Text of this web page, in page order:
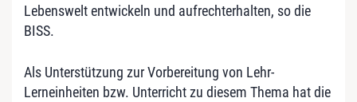
Lebenswelt entwickeln und aufrechterhalten, so die
BISS.
Als Unterstützung zur Vorbereitung von Lehr-
Lerneinheiten bzw. Unterricht zu diesem Thema hat die